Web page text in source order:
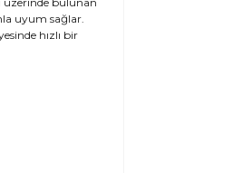
uyum sağlar.
hızlı bir